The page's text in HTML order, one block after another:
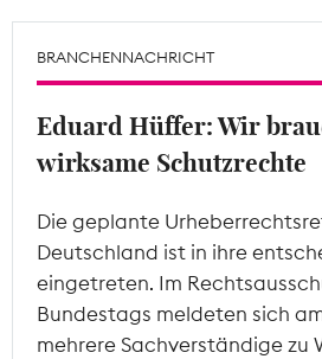
Mitgliederbereich
BRANCHENNACHRICHT
Eduard Hüffer: Wir
wirksame Schutzrechte
Die geplante
Deutschland ist in ihre
eingetreten. Im
Bundestags meldeten sich am
mehrere Sachverständige zu